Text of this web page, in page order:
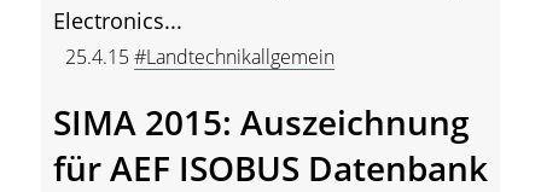
Electronics...
25.4.15#Landtechnikallgemein
SIMA 2015: Auszeichnung
für AEF ISOBUS Datenbank